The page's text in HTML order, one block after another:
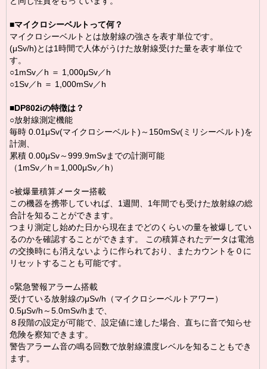
■マイクロシーベルトって何？
マイクロシーベルトとは放射線の強さを表す単位です。
(μSv/h)とは1時間で人体がうけた放射線受けた量を表す単位で
す。
○1mSv／h ＝ 1,000μSv／h
○1Sv／h ＝ 1,000mSv／h
■DP802iの特徴は？
○放射線測定機能
毎時 0.01μSv(マイクロシーベルト)～150mSv(ミリシーベルト)を
計測、
累積 0.00μSv～999.9mSvまでの計測可能
（1mSv／h＝1,000μSv／h）
○被爆量積算メーター搭載
この機器を携帯していれば、1週間、1年間でも受けた放射線の総
合計を知ることができます。
つまり測定し始めた日から現在までどのくらいの量を被爆してい
るのかを確認することができます。 この積算されたデータは電池
の交換時にも消えないように作られており、またカウントを０に
リセットすることも可能です。
○緊急警報アラーム搭載
受けている放射線のμSv/h（マイクロシーベルトアワー）
0.5μSv/h～5.0mSv/hまで、
８段階の設定が可能で、設定値に達した場合、直ちに音で知らせ
危険を察知できます。
警告アラーム音の鳴る回数で放射線濃度レベルを知ることもでき
ます。